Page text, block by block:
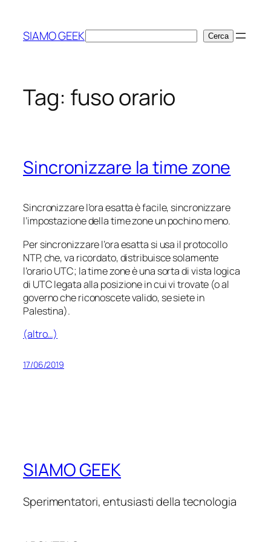
contenuto
SIAMO GEEKCerca Cerca
Tag: fuso orario
Sincronizzare la time zone
Sincronizzare l’ora esatta è facile, sincronizzare
l’impostazione della time zone un pochino meno.
Per sincronizzare l’ora esatta si usa il protocollo
NTP, che, va ricordato, distribuisce solamente
l’orario UTC; la time zone è una sorta divista logica
di UTC legata alla posizione in cui vi trovate (o al
governo che riconoscete valido, se siete in
Palestina).
(altro…)
17/06/2019
SIAMO GEEK
Sperimentatori, entusiasti della tecnologia